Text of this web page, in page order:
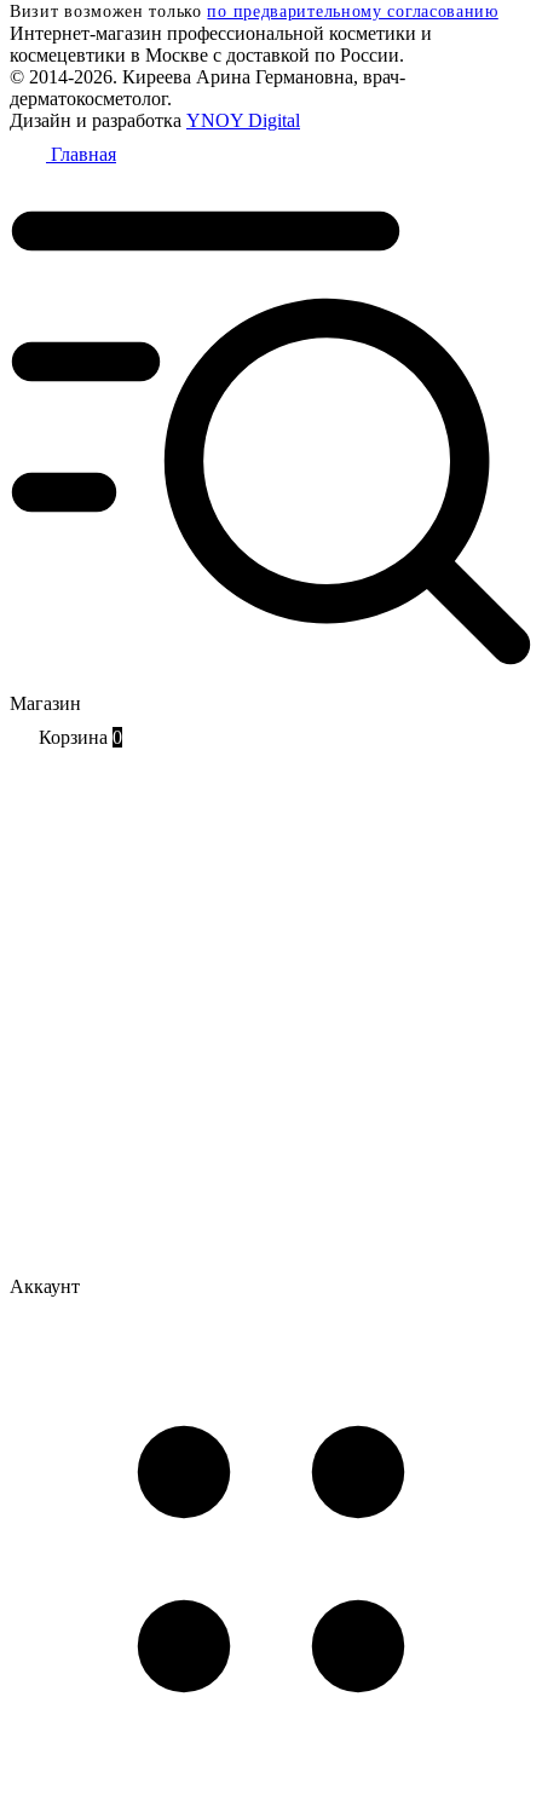
Визит возможен толькопо предварительному согласованию
Интернет-магазин профессиональной косметики и
космецевтики в Москве с доставкой по России.
© 2014-2026. Киреева Арина Германовна, врач-
дерматокосметолог.
Дизайн и разработка YNOY Digital
Главная
Магазин
Корзина 0
Аккаунт